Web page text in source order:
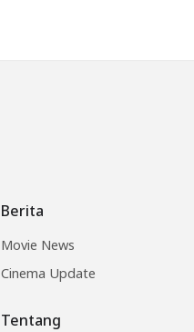
Berita
Movie News
Cinema Update
Tentang